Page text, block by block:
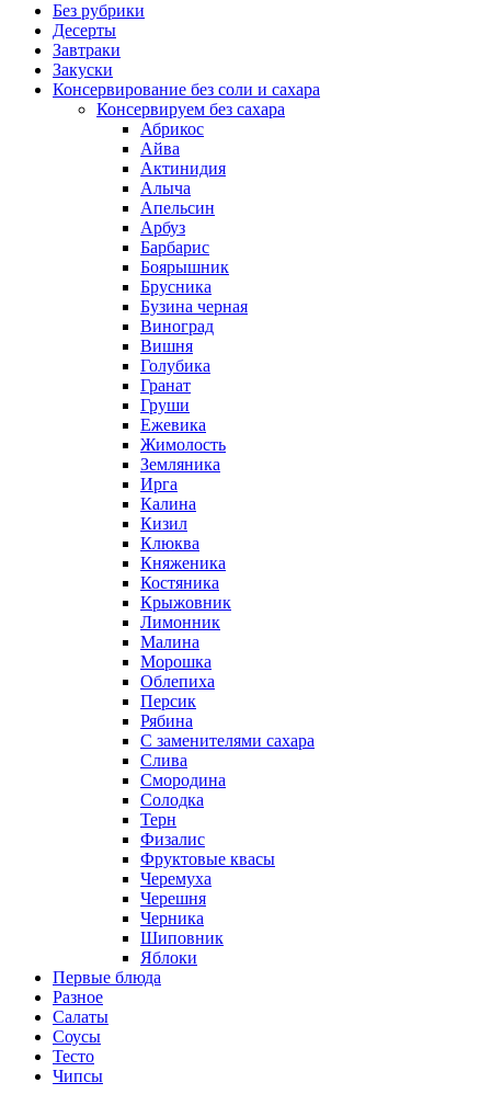
Без рубрики
Десерты
Завтраки
Закуски
Консервирование без соли и сахара
Консервируем без сахара
Абрикос
Айва
Актинидия
Алыча
Апельсин
Арбуз
Барбарис
Боярышник
Брусника
Бузина черная
Виноград
Вишня
Голубика
Гранат
Груши
Ежевика
Жимолость
Земляника
Ирга
Калина
Кизил
Клюква
Княженика
Костяника
Крыжовник
Лимонник
Малина
Морошка
Облепиха
Персик
Рябина
С заменителями сахара
Слива
Смородина
Солодка
Терн
Физалис
Фруктовые квасы
Черемуха
Черешня
Черника
Шиповник
Яблоки
Первые блюда
Разное
Салаты
Соусы
Тесто
Чипсы